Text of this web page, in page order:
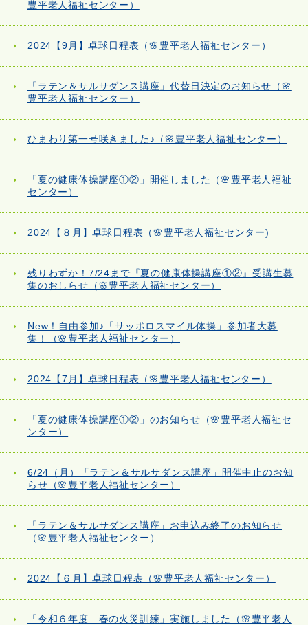
豊平老人福祉センター）
2024【9月】卓球日程表（🌸豊平老人福祉センター）
「ラテン＆サルサダンス講座」代替日決定のお知らせ（🌸
豊平老人福祉センター）
ひまわり第一号咲きました♪（🌸豊平老人福祉センター）
「夏の健康体操講座①②」開催しました（🌸豊平老人福祉
センター）
2024【８月】卓球日程表（🌸豊平老人福祉センター)
残りわずか！7/24まで『夏の健康体操講座①②』受講生募
集のおしらせ（🌸豊平老人福祉センター）
New！自由参加♪「サッポロスマイル体操」参加者大募
集！（🌸豊平老人福祉センター）
2024【7月】卓球日程表（🌸豊平老人福祉センター）
「夏の健康体操講座①②」のお知らせ（🌸豊平老人福祉セ
ンター）
6/24（月）「ラテン＆サルサダンス講座」開催中止のお知
らせ（🌸豊平老人福祉センター）
「ラテン＆サルサダンス講座」お申込み終了のお知らせ
（🌸豊平老人福祉センター）
2024【６月】卓球日程表（🌸豊平老人福祉センター）
「令和６年度 春の火災訓練」実施しました（🌸豊平老人